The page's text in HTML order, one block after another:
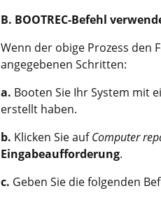
B. BOOTREC-Befehl
Wenn der obige Prozess den
angegebenen Schritten:
a. Booten Sie Ihr System mit
erstellt haben.
b. Klicken Sie aufComputer
Eingabeaufforderung.
c. Geben Sie die folgenden